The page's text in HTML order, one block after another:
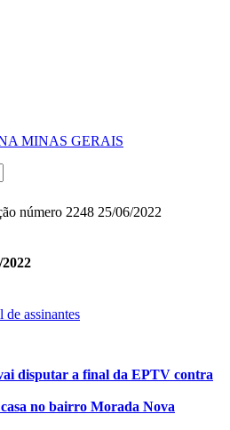
MINAS GERAIS
número 2248 25/06/2022
de assinantes
disputar a final da EPTV contra
no bairro Morada Nova